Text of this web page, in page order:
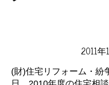
2011
(財)住宅リフォーム・紛